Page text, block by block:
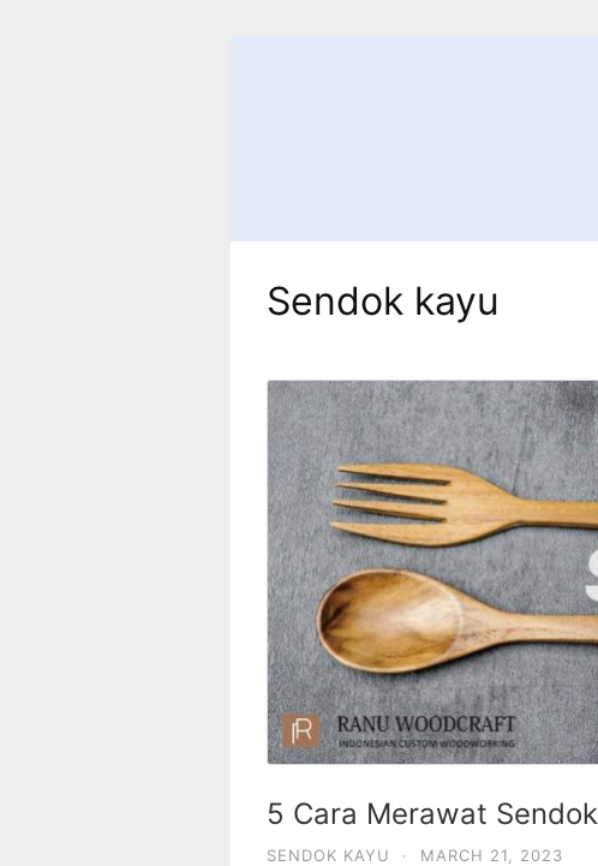
Sendok kayu
5 Cara Merawat
SENDOK KAYU · MARCH 21, 2023